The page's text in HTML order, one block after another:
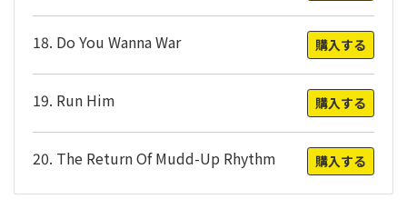
18. Do You Wanna War 購入する
19. Run Him 購入する
20. The Return Of Mudd-Up Rhythm 購入する